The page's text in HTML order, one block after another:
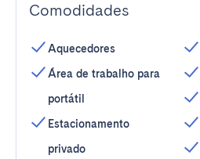
Comodidades
Aquecedores
Área de trabalho para
portátil
Estacionamento
privado